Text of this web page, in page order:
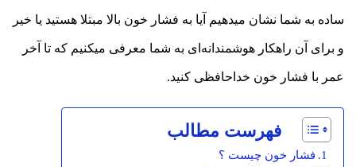
ساده به شما نشان میدهیم آیا به فشار خون بالا مبتلا هستید یا خیر
و برای آن راهکار هوشمندانه‌ای به شما معرفی میکنیم که تا آخر
عمر با فشار خون خداحافظی کنید.
فهرست مطالب
فشار خون چیست ؟